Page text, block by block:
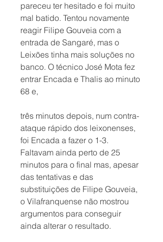
pareceu ter hesitado e foi muito
mal batido. Tentou novamente
reagir Filipe Gouveia com a
entrada de Sangaré, mas o
Leixões tinha mais soluções no
banco. O técnico José Mota fez
entrar Encada e Thalis ao minuto
68 e,
três minutos depois, num contra-
ataque rápido dos leixonenses,
foi Encada a fazer o 1-3.
Faltavam ainda perto de 25
minutos para o final mas, apesar
das tentativas e das
substituições de Filipe Gouveia,
o Vilafranquense não mostrou
argumentos para conseguir
ainda alterar o resultado.